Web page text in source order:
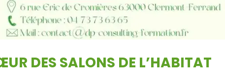
DES SALONS DE L’HABITAT